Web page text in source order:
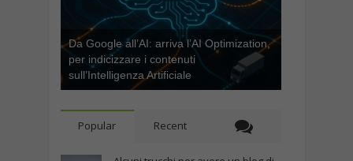
Da Google all’AI: arriva l’AI Optimization,
per indicizzare i contenuti
sull’Intelligenza Artificiale
Popular Recent